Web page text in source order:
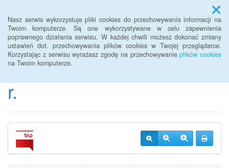
Nasz serwis wykorzystuje pliki cookies do przechowywania informacji na
Twoim komputerze. Są one wykorzystywane w celu zapewnienia
poprawnego działania serwisu. W każdej chwili możesz dokonać zmiany
ustawień dot. przechowywania plików cookies w Twojej przeglądarce.
Korzystając z serwisu wyrażasz zgodę na przechowywanieplików cookies
na Twoim komputerze.
Menu
BIP Urzędu Gminy
Janowice Wielkie od 2022
r.